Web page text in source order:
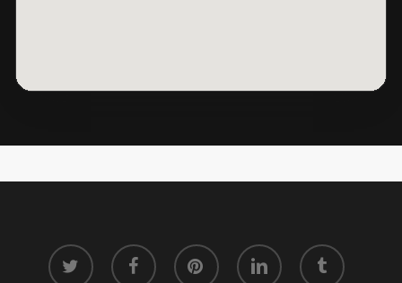
twitter facebook pinterest linkedin tumblr